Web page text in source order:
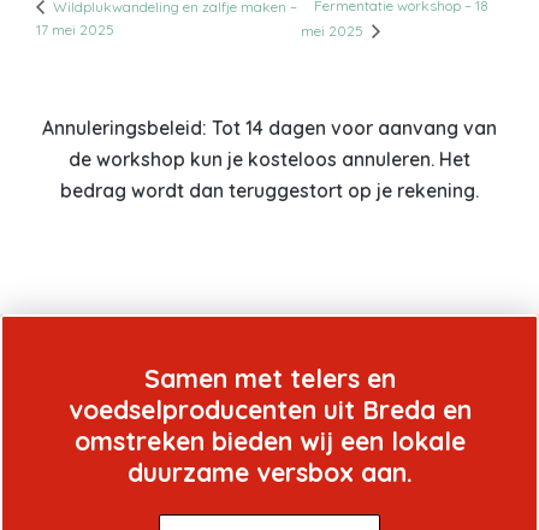
Wildplukwandeling en zalfje maken –
17 mei 2025
Fermentatie workshop – 18
mei 2025
Annuleringsbeleid: Tot 14 dagen voor aanvang van
de workshop kun je kosteloos annuleren. Het
bedrag wordt dan teruggestort op je rekening.
Samen met telers en
voedselproducenten uit Breda en
omstreken bieden wij een lokale
duurzame versbox aan.